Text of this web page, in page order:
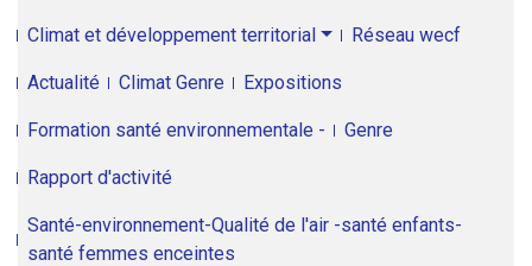
Climat et développement territorial Réseau wecf
Actualité Climat Genre Expositions
Formation santé environnementale - Genre
Rapport d'activité
Santé-environnement-Qualité de l'air -santé enfants-
santé femmes enceintes